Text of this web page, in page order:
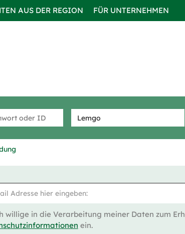
AUS DER REGION FÜR UNTERNEHMEN
willige in die Verarbeitung meiner Daten zum
ein.